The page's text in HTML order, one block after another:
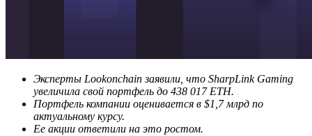
Эксперты Lookonchain заявили, что SharpLink Gaming
увеличила свой портфель до 438 017 ETH.
Портфель компании оценивается в $1,7 млрд по
актуальному курсу.
Ее акции ответили на это ростом.